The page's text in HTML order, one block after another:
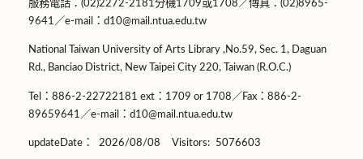
服務電話：(02)2272-2181分機1709或1708／傳真：(02)8965-
9641／e-mail：d10@mail.ntua.edu.tw
National Taiwan University of Arts Library ,No.59, Sec. 1, Daguan
Rd., Banciao District, New Taipei City 220, Taiwan (R.O.C.)
Tel：886-2-22722181 ext：1709 or 1708／Fax：886-2-
89659641／e-mail：d10@mail.ntua.edu.tw
updateDate： 2026/08/08 Visitors: 5076603